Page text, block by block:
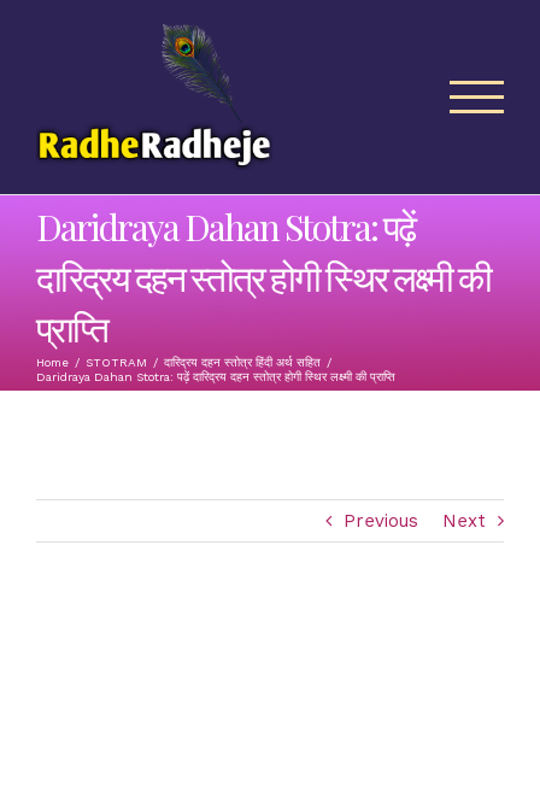
Daridraya Dahan Stotra: पढ़ें
दारिद्रय दहन स्तोत्र होगी स्थिर लक्ष्मी की
प्राप्ति
Home / STOTRAM / दारिद्रय दहन स्तोत्र हिंदी अर्थ सहित /
Daridraya Dahan Stotra: पढ़ें दारिद्रय दहन स्तोत्र होगी स्थिर लक्ष्मी की प्राप्ति
Previous Next